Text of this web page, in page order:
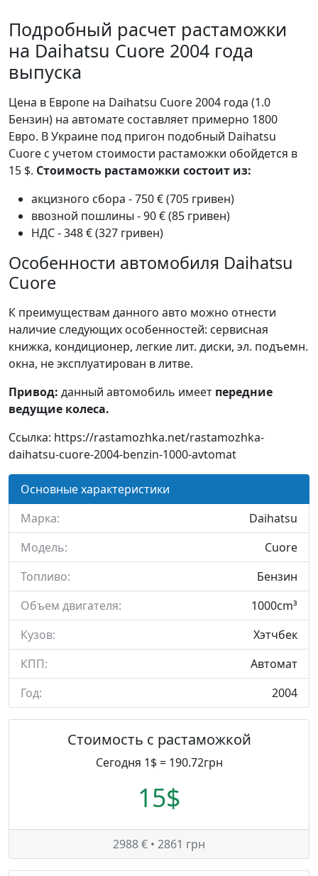
Подробный расчет растаможки
на Daihatsu Cuore 2004 года
выпуска
Цена в Европе на Daihatsu Cuore 2004 года (1.0
Бензин) на автомате составляет примерно 1800
Евро. В Украине под пригон подобный Daihatsu
Cuore с учетом стоимости растаможки обойдется в
15 $. Стоимость растаможки состоит из:
акцизного сбора - 750 € (705 гривен)
ввозной пошлины - 90 € (85 гривен)
НДС - 348 € (327 гривен)
Особенности автомобиля Daihatsu
Cuore
К преимуществам данного авто можно отнести
наличие следующих особенностей: сервисная
книжка, кондиционер, легкие лит. диски, эл. подъемн.
окна, не эксплуатирован в литве.
Привод: данный автомобиль имеет передние
ведущие колеса.
Ссылка: https://rastamozhka.net/rastamozhka-
daihatsu-cuore-2004-benzin-1000-avtomat
Основные характеристики
Марка:
Daihatsu
Модель:
Cuore
Топливо:
Бензин
Объем двигателя:
1000cm³
Кузов:
Хэтчбек
КПП:
Автомат
Год:
2004
Стоимость с растаможкой
Сегодня 1$ = 190.72грн
15$
2988 € • 2861 грн